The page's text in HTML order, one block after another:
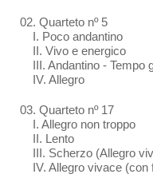
02. Quarteto nº 5
I. Poco andantino
II. Vivo e energico
III. Andantino - Tempo
IV. Allegro
03. Quarteto nº 17
I. Allegro non troppo
II. Lento
III. Scherzo (Allegro
IV. Allegro vivace (con